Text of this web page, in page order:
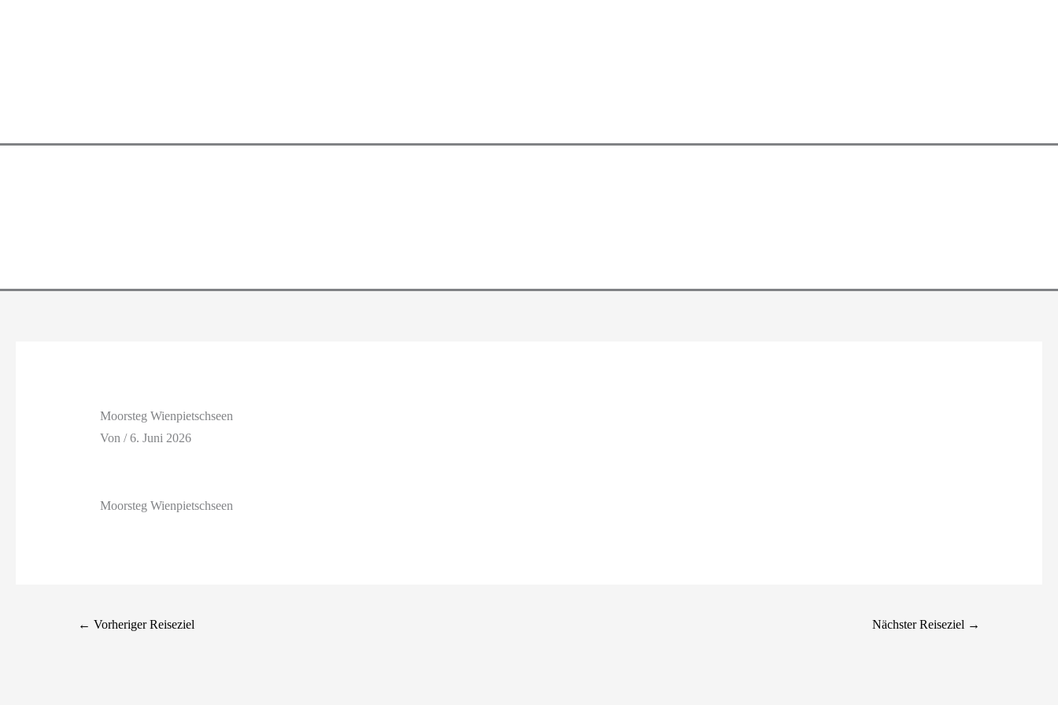
Moorsteg Wienpietschseen
Von /6. Juni 2026
Moorsteg Wienpietschseen
← Vorheriger Reiseziel Nächster Reiseziel →